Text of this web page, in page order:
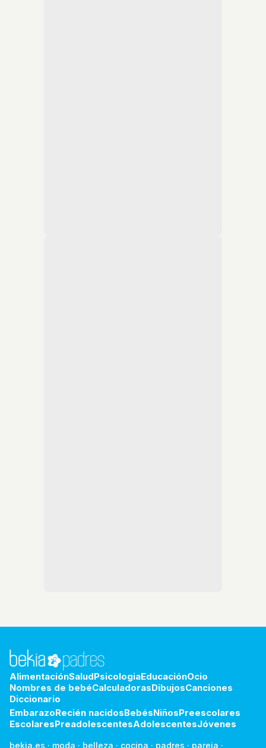
AlimentaciónSaludPsicologiaEducaciónOcio
Nombres de bebéCalculadorasDibujosCanciones
Diccionario
EmbarazoRecién nacidosBebésNiñosPreescolares
EscolaresPreadolescentesAdolescentesJóvenes
bekia.es · moda · belleza · cocina · padres · pareja ·